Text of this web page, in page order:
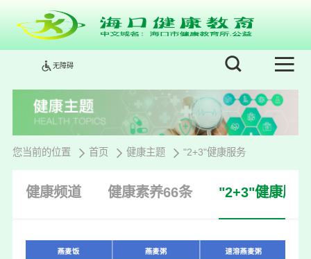
无障碍
您当前的位置 首页 健康主题 "2+3"健康服务
健康频道 健康素养66条 "2+3"健康服务